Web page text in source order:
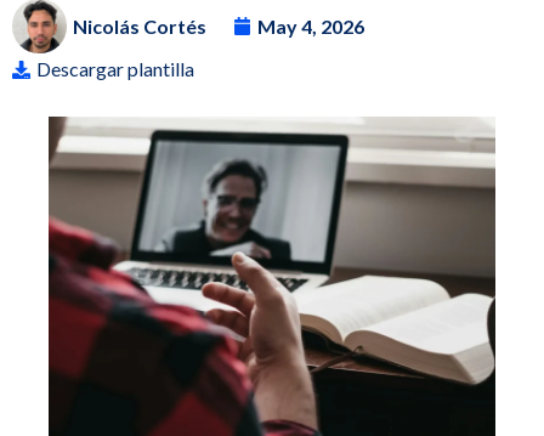
Nicolás Cortés
May 4, 2026
Descargar plantilla